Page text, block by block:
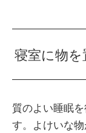
寝室に物
質のよい睡眠
す。よけいな